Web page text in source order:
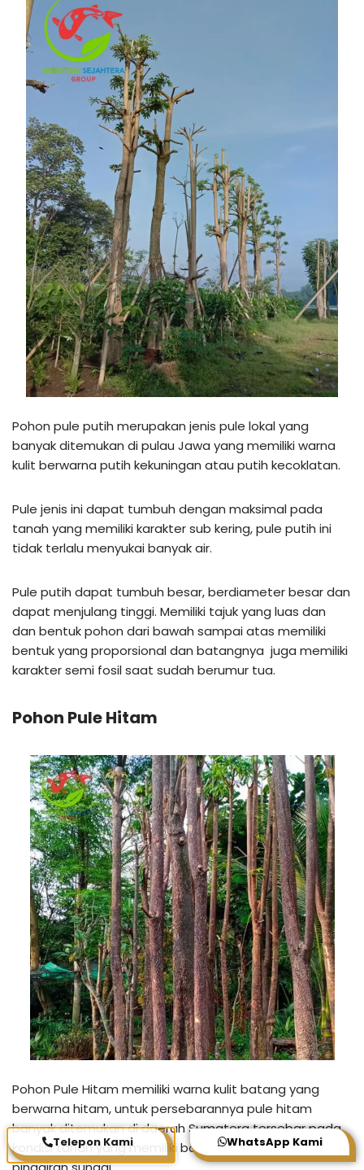
Pohon pule putih merupakan jenis pule lokal yang
banyak ditemukan di pulau Jawa yang memiliki warna
kulit berwarna putih kekuningan atau putih kecoklatan.
Pule jenis ini dapat tumbuh dengan maksimal pada
tanah yang memiliki karakter sub kering, pule putih ini
tidak terlalu menyukai banyak air.
Pule putih dapat tumbuh besar, berdiameter besar dan
dapat menjulang tinggi. Memiliki tajuk yang luas dan
dan bentuk pohon dari bawah sampai atas memiliki
bentuk yang proporsional dan batangnya juga memiliki
karakter semi fosil saat sudah berumur tua.
Pohon Pule Hitam
Pohon Pule Hitam memiliki warna kulit batang yang
berwarna hitam, untuk persebarannya pule hitam
banyak ditemukan di daerah Sumatera tersebar pada
kondisi tanah yang memiliki banyak air seperti pada
Telepon Kami WhatsApp Kami